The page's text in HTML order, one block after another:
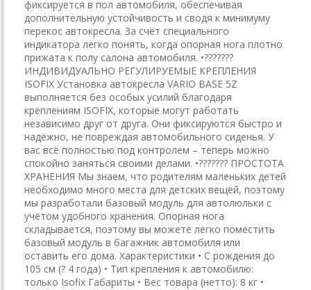
фиксируется в пол автомобиля, обеспечивая
дополнительную устойчивость и сводя к минимуму
перекос автокресла. За счёт специального
индикатора легко понять, когда опорная нога плотно
прижата к полу салона автомобиля. •???????
ИНДИВИДУАЛЬНО РЕГУЛИРУЕМЫЕ КРЕПЛЕНИЯ
ISOFIX Установка автокресла VARIO BASE 5Z
выполняется без особых усилий благодаря
креплениям ISOFIX, которые могут работать
независимо друг от друга. Они фиксируются быстро и
надёжно, не повреждая автомобильного сиденья. У
вас всё полностью под контролем – теперь можно
спокойно заняться своими делами. •??????? ПРОСТОТА
ХРАНЕНИЯ Мы знаем, что родителям маленьких детей
необходимо много места для детских вещей, поэтому
мы разработали базовый модуль для автолюльки с
учётом удобного хранения. Опорная нога
складывается, поэтому вы можете легко поместить
базовый модуль в багажник автомобиля или
оставить его дома. Характеристики • С рождения до
105 см (? 4 года) • Тип крепления к автомобилю:
только Isofix Габариты • Вес товара (нетто): 8 кг •